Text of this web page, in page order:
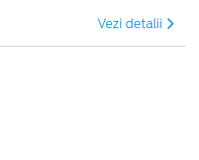
Vezi detalii